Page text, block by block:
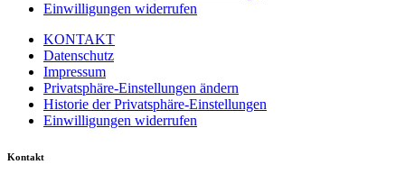
Einwilligungen widerrufen
KONTAKT
Datenschutz
Impressum
Privatsphäre-Einstellungen ändern
Historie der Privatsphäre-Einstellungen
Einwilligungen widerrufen
Kontakt